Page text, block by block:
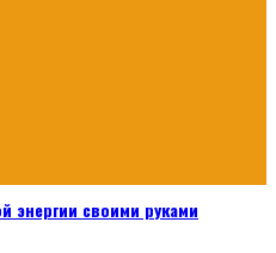
энергии своими руками